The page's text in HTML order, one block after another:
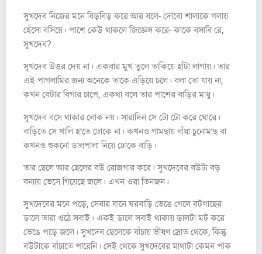
সুখদেব নিজের মনে বিড়বিড় করে আর বলে- দোবো শালাকে গলায়
হেঁসো বসিয়ে। পাশে কেউ থাকলে জিজ্ঞেস করে- কাকে বসাবি রে,
সুখদেব?
সুখদেব উত্তর দেয় না। একবার মুখ তুলে তাকিয়ে হাঁটা লাগায়। তার
এই পাগলামির জন্য অনেকে তাকে এড়িয়ে চলে। বলা তো যায় না,
কখন বেটার বিগার চাপে, একথা বলে তার পাশের বাড়ির মাধু।
সুখদেব বসে থাকার লোক নয়। সারাদিন সে টো টো করে ঘোরে।
বাড়িতে সে খালি হাতে ঢোকে না। কখনও গামছায় বাঁধা চুনোমাছ বা
কখনও শুকনো ডালপালা নিয়ে ঢোকে বাড়ি।
তার ছেলে আর ছেলের বউ রোজগার করে। সুখদেবের বউটা বড়
বন্যায় ভেসে গিয়েছে জলে। এখন ওরা তিনজন।
সুখদেবের মনে পড়ে, সেবার বানে ঘরবাড়ি ভেঙে গেলে বটগাছের
ডালে তারা ওঠে সবাই। একই ডালে সবাই থাকায় ডালটা মট করে
ভেঙে পড়ে জলে। সুখদেব ছেলেকে বাঁচায় ভীষণ স্রোত থেকে, কিন্তু
বউটাকে বাঁচাতে পারেনি। সেই থেকে সুখদেবের মাথাটা কেমন পাক